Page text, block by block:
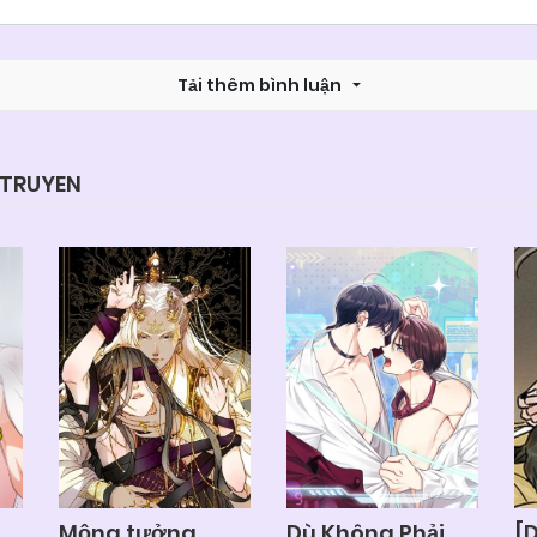
Chapter 9
Chapter 5 05/06/2025
Chapter 3 05/06/2025
Chapter 1 05/06/2025
Tải thêm bình luận